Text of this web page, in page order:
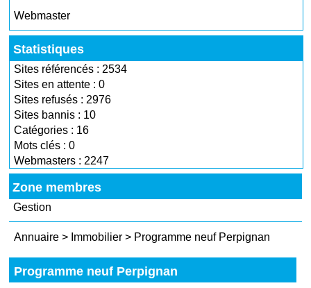
Webmaster
Statistiques
Sites référencés : 2534
Sites en attente : 0
Sites refusés : 2976
Sites bannis : 10
Catégories : 16
Mots clés : 0
Webmasters : 2247
Zone membres
Gestion
Annuaire > Immobilier > Programme neuf Perpignan
Programme neuf Perpignan